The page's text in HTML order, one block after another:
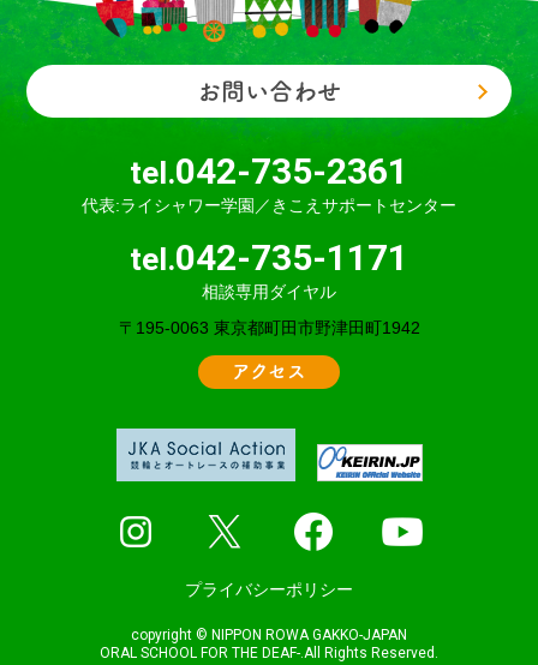
お問い合わせ
tel.042-735-2361
代表:ライシャワー学園／きこえサポートセンター
tel.042-735-1171
相談専用ダイヤル
〒195-0063 東京都町田市野津田町1942
アクセス
プライバシーポリシー
copyright © NIPPON ROWA GAKKO-JAPAN
ORAL SCHOOL FOR THE DEAF-.All Rights Reserved.